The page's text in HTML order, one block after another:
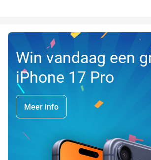
Win vandaag een
iPhone 17 Pro
Meer info